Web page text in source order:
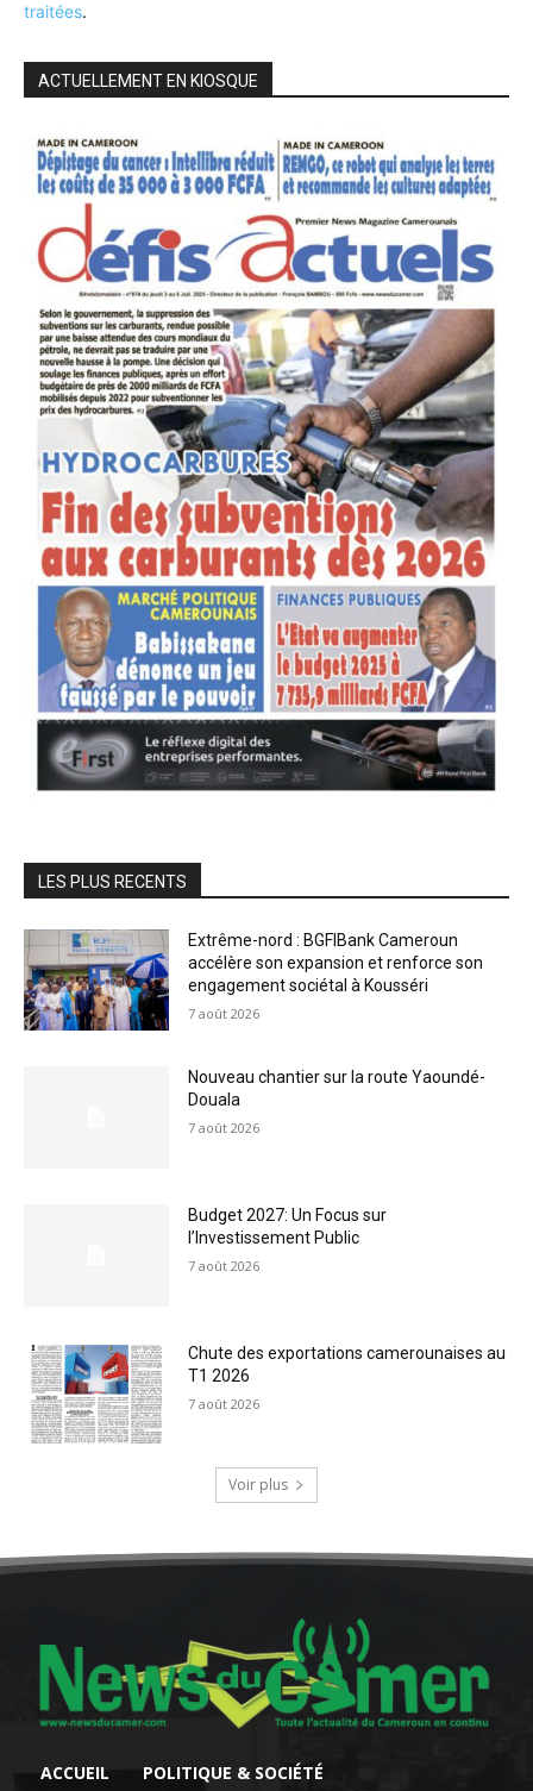
traitées.
ACTUELLEMENT EN KIOSQUE
LES PLUS RECENTS
Extrême-nord : BGFIBank Cameroun
accélère son expansion et renforce son
engagement sociétal à Kousséri
7 août 2026
Nouveau chantier sur la route Yaoundé-
Douala
7 août 2026
Budget 2027: Un Focus sur
l’Investissement Public
7 août 2026
Chute des exportations camerounaises au
T1 2026
7 août 2026
Voir plus
ACCUEIL POLITIQUE & SOCIÉTÉ